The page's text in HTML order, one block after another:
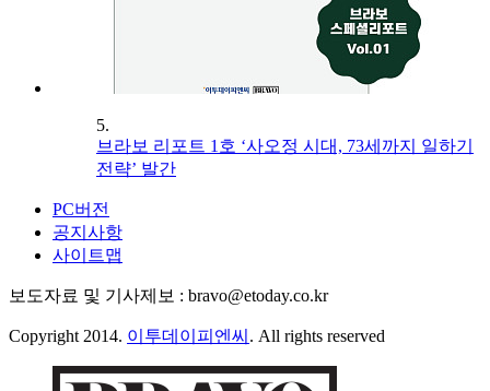
5.
브라보 리포트 1호 ‘사오정 시대, 73세까지 일하기
전략’ 발간
PC버전
공지사항
사이트맵
보도자료 및 기사제보 : bravo@etoday.co.kr
Copyright 2014. 이투데이피엔씨 . All rights reserved